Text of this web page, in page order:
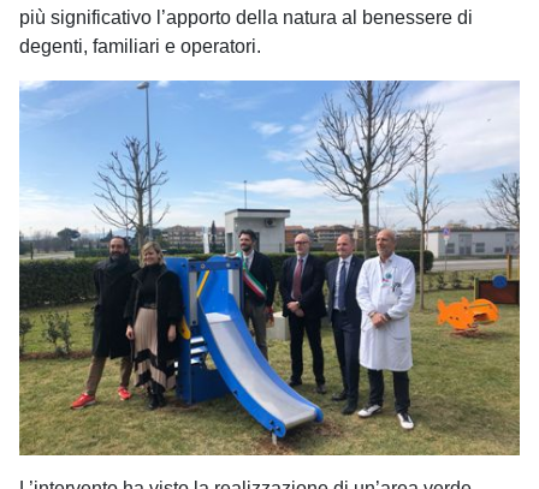
più significativo l’apporto della natura al benessere di
degenti, familiari e operatori.